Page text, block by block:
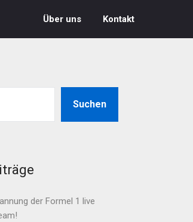
Über uns Kontakt
Suchen
der Formel 1 live